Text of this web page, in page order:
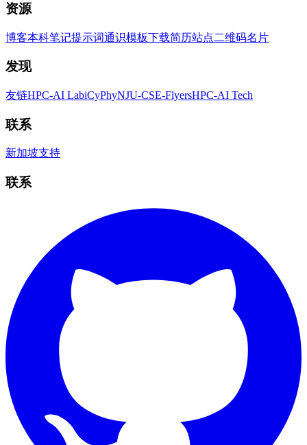
资源
博客本科笔记提示词通识模板下载简历站点二维码名片
发现
友链HPC-AI LabiCyPhyNJU-CSE-FlyersHPC-AI Tech
联系
新加坡支持
联系